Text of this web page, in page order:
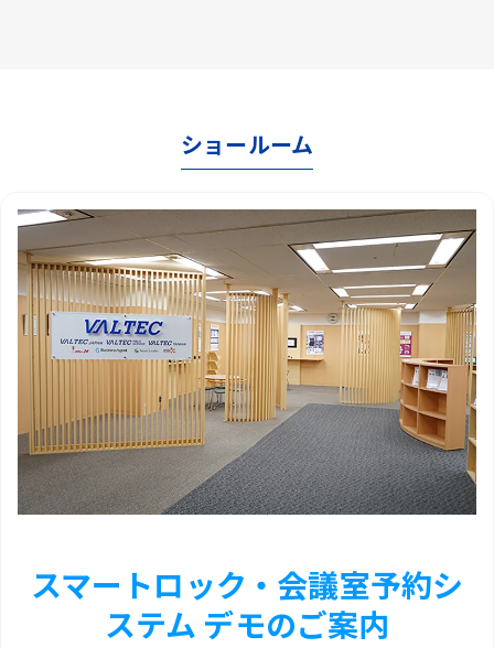
ショールーム
スマートロック・会議室予約シ
ステム デモのご案内